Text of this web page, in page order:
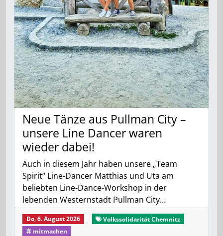
Neue Tänze aus Pullman City –
unsere Line Dancer waren
wieder dabei!
Auch in diesem Jahr haben unsere „Team
Spirit“ Line-Dancer Matthias und Uta am
beliebten Line-Dance-Workshop in der
lebenden Westernstadt Pullman City…
Do, 6. August 2026
Volkssolidarität Chemnitz
mitmachen